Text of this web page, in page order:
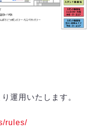
運用いたします。
rules/